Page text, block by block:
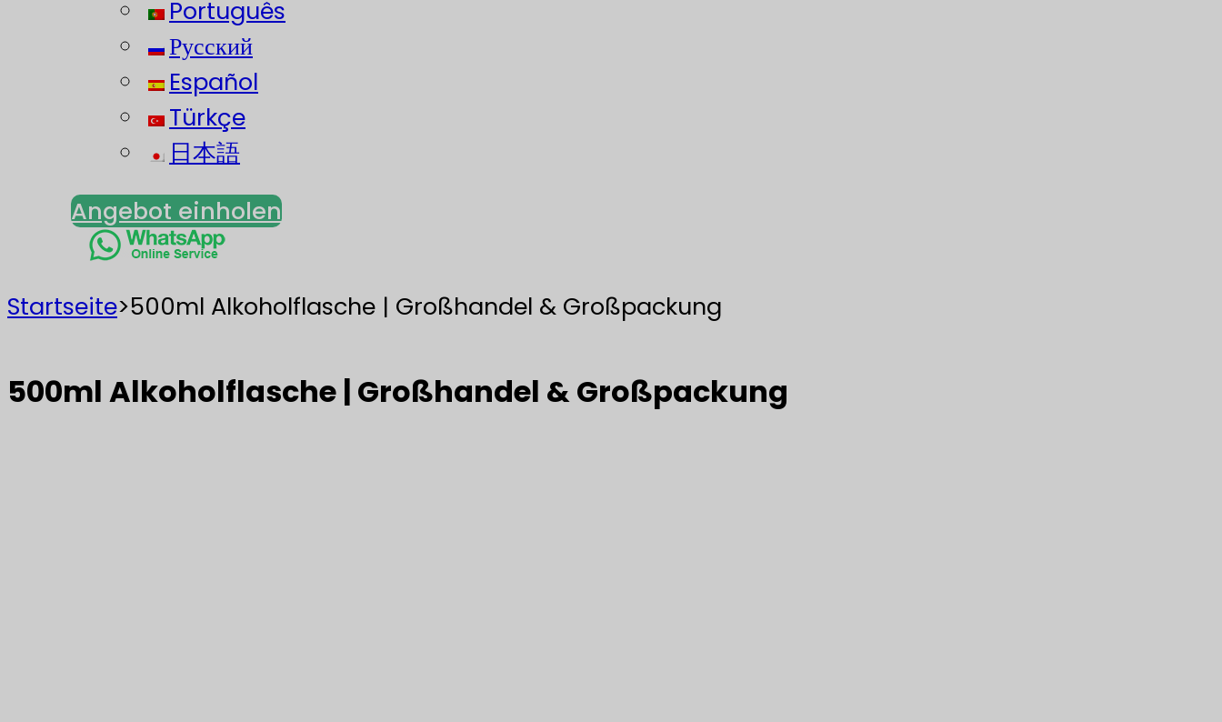
Português
Русский
Español
Türkçe
日本語
Angebot einholen
Startseite>500ml Alkoholflasche | Großhandel & Großpackung
500ml Alkoholflasche | Großhandel & Großpackung